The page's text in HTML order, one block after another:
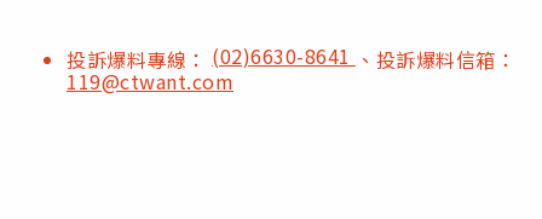
投訴爆料專線： (02)6630-8641 、投訴爆料信箱：
119@ctwant.com